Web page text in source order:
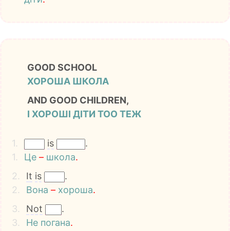
GOOD SCHOOL
ХОРОША ШКОЛА
AND GOOD CHILDREN,
І ХОРОШІ ДІТИ TOO ТЕЖ
1. is
.
1.
Це – школа.
2.
It is
.
2.
Вона – хороша.
3.
Not
.
3.
Не погана.